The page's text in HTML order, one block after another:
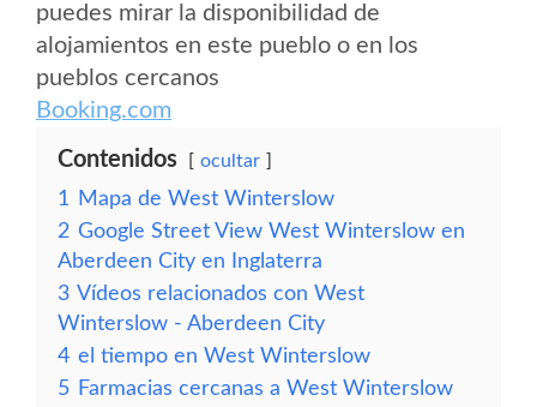
puedes mirar la disponibilidad de
alojamientos en este pueblo o en los
pueblos cercanos
Booking.com
Contenidos ocultar
1
Mapa de West Winterslow
2 Google Street View West Winterslow en
Aberdeen City en Inglaterra
3 Vídeos relacionados con West
Winterslow - Aberdeen City
4 el tiempo en West Winterslow
5 Farmacias cercanas a West Winterslow